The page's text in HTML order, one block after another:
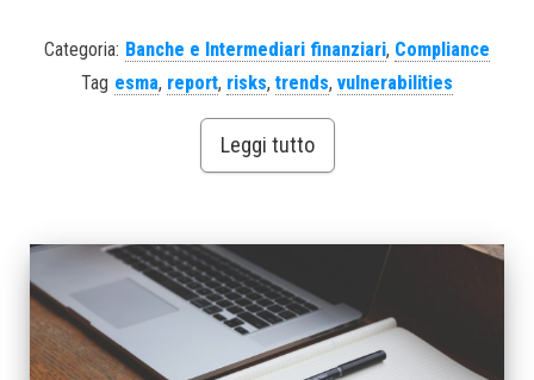
Categoria: Banche e Intermediari finanziari, Compliance
Tag esma, report, risks, trends, vulnerabilities
Leggi tutto